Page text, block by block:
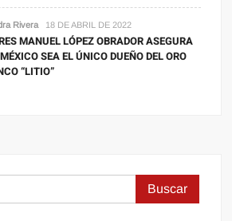
Rivera 18 DE ABRIL DE 2022
MANUEL LÓPEZ OBRADOR ASEGURA
SEA EL ÚNICO DUEÑO DEL ORO
“LITIO”
Buscar: